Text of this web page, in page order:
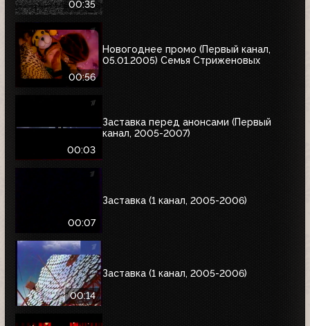
00:35
00:56
Новогоднее промо (Первый канал,
05.01.2005) Семья Стриженовых
00:03
Заставка перед анонсами (Первый
канал, 2005-2007)
00:07
Заставка (1 канал, 2005-2006)
00:14
Заставка (1 канал, 2005-2006)